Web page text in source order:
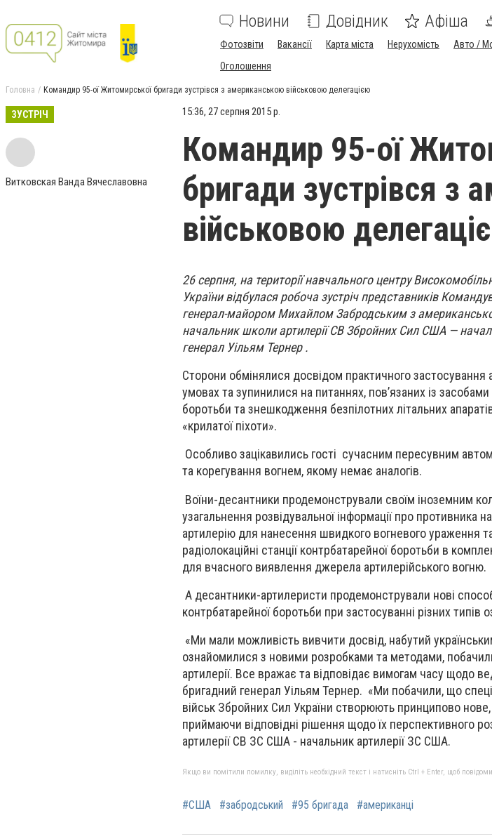
Новини Довідник Афіша
Фотозвіти Вакансії Карта міста Нерухомість Авто /
Оголошення
Головна Командир 95-ої Житомирської бригади зустрівся з американською військовою делегацією
ЗУСТРІЧ
Витковская Ванда Вячеславовна
15:36, 27 серпня 2015 р.
Командир 95-ої
бригади зустрівся з
військовою
26 серпня, на території навчального центру
України відбулася робоча зустріч представників
генерал-майором Михайлом Забродським з
начальник школи артилерії СВ Збройних Сил США —
генерал Уільям Тернер .
Сторони обмінялися досвідом практичного застосування
умовах та зупинилися на питаннях, пов’язаних із
боротьби та знешкодження безпілотних літальних
«крилатої піхоти».
Особливо зацікавились гості сучасним пересувним
та корегування вогнем, якому немає аналогів.
Воїни-десантники продемонстрували своїм іноземним
узагальнення розвідувальної інформації про противника
артилерію для нанесення швидкого вогневого ураження
радіолокаційні станції контрбатарейної боротьби в
для вчасного виявлення джерела артилерійського вогню.
А десантники-артилеристи продемонстрували нові
контрбатарейної боротьби при застосуванні різних типів
«Ми мали можливість вивчити досвід, набутий
ознайомилися з новими розробками та методами,
артилерії. Все вражає та відповідає вимогам часу щодо
бригадний генерал Уільям Тернер. «Ми побачили, що
військ Збройних Сил України створюють принципово
приймаючи відповідні рішення щодо їх перспективного
артилерії СВ ЗС США - начальник артилерії ЗС США.
Якщо ви помітили помилку, виділіть необхідний текст і натисніть Ctrl + Enter, щоб
#США #забродський #95 бригада #американці